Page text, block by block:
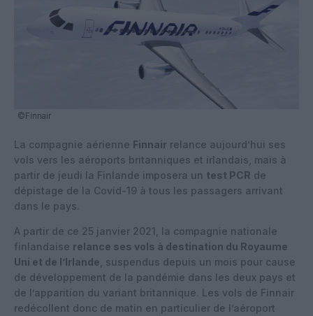
©Finnair
La compagnie aérienne Finnair relance aujourd’hui ses
vols vers les aéroports britanniques et irlandais, mais à
partir de jeudi la Finlande imposera un test PCR de
dépistage de la Covid-19 à tous les passagers arrivant
dans le pays.
A partir de ce 25 janvier 2021, la compagnie nationale
finlandaise relance ses vols à destination du Royaume
Uni et de l’Irlande , suspendus depuis un mois pour cause
de développement de la pandémie dans les deux pays et
de l’apparition du variant britannique. Les vols de Finnair
redécollent donc de matin en particulier de l’aéroport